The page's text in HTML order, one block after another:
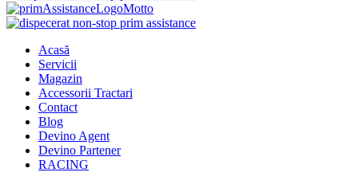
Acasă
Servicii
Magazin
Accessorii Tractari
Contact
Blog
Devino Agent
Devino Partener
RACING